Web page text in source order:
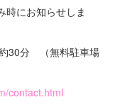
時にお知らせしま
30分 （無料駐車場
contact.html